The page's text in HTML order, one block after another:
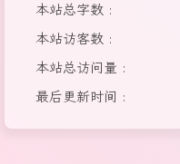
本站总字数 :
本站访客数 :
本站总访问量 :
最后更新时间 :